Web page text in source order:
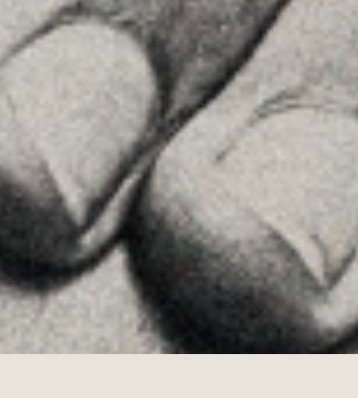
FOLLOW US
Linkedin
Allyon — Barcelona, Spain
Copyrights © 2026 LEGAL NOTICE
COOKIES POLICY PRIVACY POLICY ·